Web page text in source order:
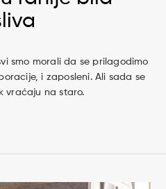
smo morali da se prilagodimo
i zaposleni. Ali sada se
vraćaju na staro.